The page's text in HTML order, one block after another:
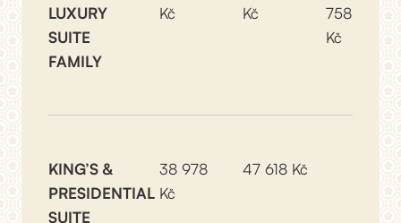
LUXURY
SUITE
FAMILY
Kč
Kč
758
Kč
KING’S &
PRESIDENTIAL
SUITE
38 978
Kč
47 618 Kč